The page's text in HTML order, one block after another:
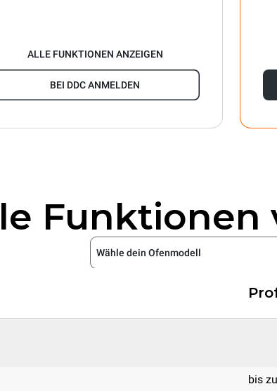
ALLE FUNKTIONEN ANZEIGEN
BEI DDC ANMELDEN
Funktionen
Wähle dein Ofenmodell
bis